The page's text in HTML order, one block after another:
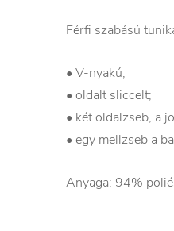
Férfi szabású
• V-nyakú;
• oldalt sliccelt;
• két oldalzseb, a
• egy mellzseb a
Anyaga: 94%